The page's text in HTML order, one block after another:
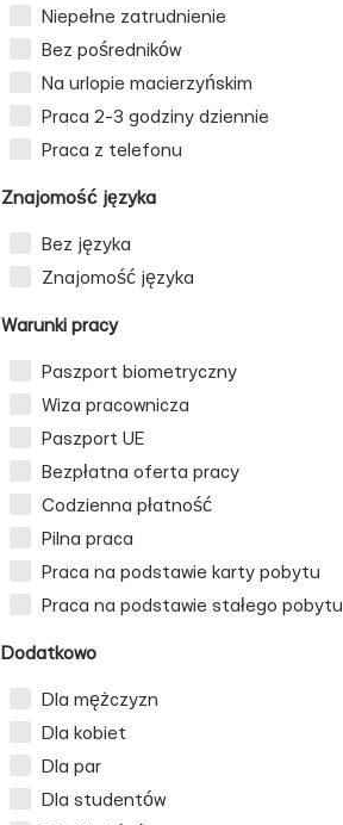
Niepełne zatrudnienie
Bez pośredników
Na urlopie macierzyńskim
Praca 2-3 godziny dziennie
Praca z telefonu
Znajomość języka
Bez języka
Znajomość języka
Warunki pracy
Paszport biometryczny
Wiza pracownicza
Paszport UE
Bezpłatna oferta pracy
Codzienna płatność
Pilna praca
Praca na podstawie karty pobytu
Praca na podstawie stałego pobytu
Dodatkowo
Dla mężczyzn
Dla kobiet
Dla par
Dla studentów